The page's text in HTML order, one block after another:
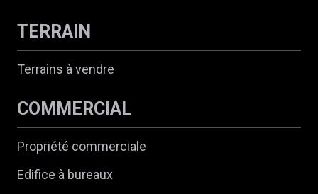
TERRAIN
Terrains à vendre
COMMERCIAL
Propriété commerciale
Edifice à bureaux